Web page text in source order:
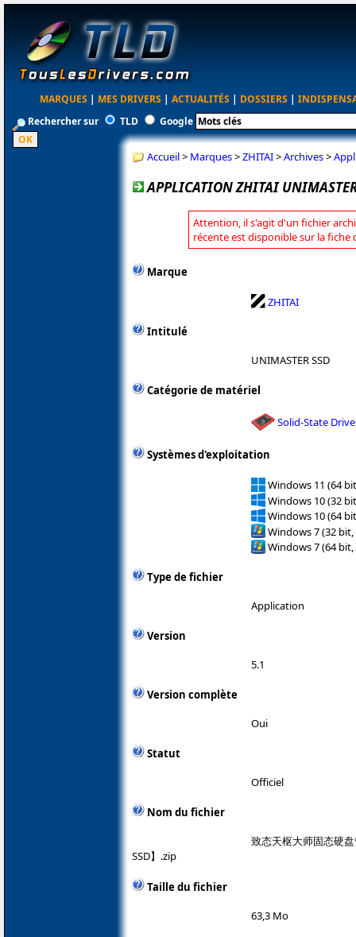
MARQUES | MES DRIVERS | ACTUALITÉS | DOSSIERS |
Rechercher sur
TLD Google
Accueil> Marques>ZHITAI>Archives>
APPLICATION ZHITAI
Attention, il s'agit d'un fichier
récente est disponible sur la fiche
Marque
ZHITAI
Intitulé
UNIMASTER SSD
Catégorie de matériel
Solid-State Drive
Systèmes d'exploitation
Windows 11 (64
Windows 10 (32
Windows 10 (64
Windows 7 (32 bit,
Windows 7 (64 bit,
Type de fichier
Application
Version
5.1
Version complète
Oui
Statut
Officiel
Nom du fichier
致态天枢大师固态硬
SSD】.zip
Taille du fichier
63,3 Mo